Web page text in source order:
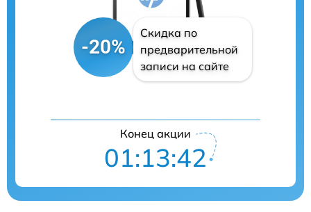
-20%
Скидка по
предварительной
записи на сайте
Конец акции
01:13:42